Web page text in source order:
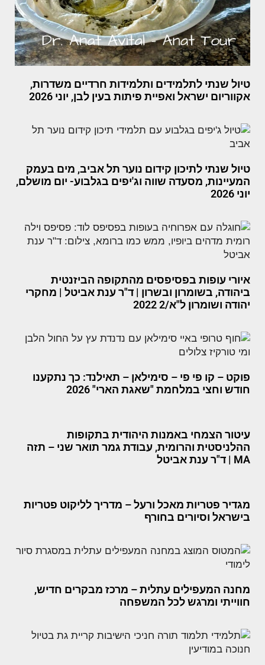
טיול שנתי לתלמידים ותלמידות חרדיים משדרות,
אקווריום ישראל ואפיית פיתות בעין לבן, יוני 2026
טיול שנתי לתיכון קידום נוער תל אביב, מים בעמק
המעיינות, מסעדה שווה וג'יפים בגלבוע- יום מושלם,
יוני 2026
איורי עופות בפסיפסים מהתקופה הביזנטית
ביהודה, בשומרון ובשרון | ד"ר ענת אביטל | מחקרי
יהודה ושומרון ל"א/2 2022
פוקט – קו פי פי – סימילאן – תאילנד: כך נתקענו
חודש וחצי במלחמת "שאגת הארי" 2026
עיטור הצמחי באמנות היהודית בתקופות
ההלניסטית והרומית, עבודת גמר תואר שני – תזה
MA | ד"ר ענת אביטל
מגדיר פטריות מאכל ורעל – מדריך לליקוט פטריות
בישראל וסיורים בחורף
מחנה המעפילים עתלית – מרכז מבקרים חדיש,
חווייתי ומרגש לכל המשפחה